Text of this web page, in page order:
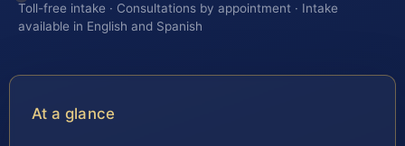
Toll-free intake · Consultations by appointment · Intake
available in English and Spanish
At a glance